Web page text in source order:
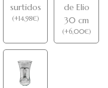
surtidos
(+14,98€)
de Elio
30 cm
(+6,00€)